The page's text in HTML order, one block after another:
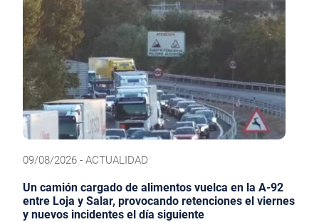
09/08/2026 - ACTUALIDAD
Un camión cargado de alimentos vuelca en la A-92
entre Loja y Salar, provocando retenciones el viernes
y nuevos incidentes el día siguiente